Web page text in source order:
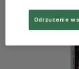
Odrzucenie